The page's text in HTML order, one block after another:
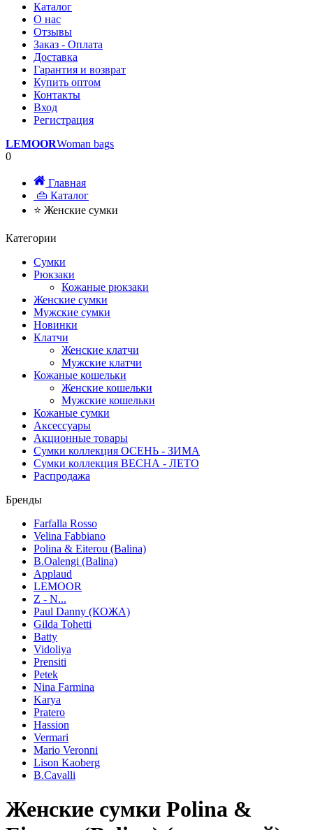
Каталог
О нас
Отзывы
Заказ - Оплата
Доставка
Гарантия и возврат
Купить оптом
Контакты
Вход
Регистрация
LEMOORWoman bags
0
Главная
👜 Каталог
⭐ Женские сумки
Категории
Сумки
Рюкзаки
Кожаные рюкзаки
Женские сумки
Мужские сумки
Новинки
Клатчи
Женские клатчи
Мужские клатчи
Кожаные кошельки
Женские кошельки
Мужские кошельки
Кожаные сумки
Аксессуары
Акционные товары
Сумки коллекция ОСЕНЬ - ЗИМА
Сумки коллекция ВЕСНА - ЛЕТО
Распродажа
Бренды
Farfalla Rosso
Velina Fabbiano
Polina & Eiterou (Balina)
B.Oalengi (Balina)
Applaud
LEMOOR
Z - N...
Paul Danny (КОЖА)
Gilda Tohetti
Batty
Vidoliya
Prensiti
Petek
Nina Farmina
Karya
Pratero
Hassion
Vermari
Mario Veronni
Lison Kaoberg
B.Cavalli
Женские сумки Polina &